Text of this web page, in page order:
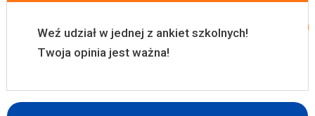
Weź udział w jednej z ankiet szkolnych!
Twoja opinia jest ważna!